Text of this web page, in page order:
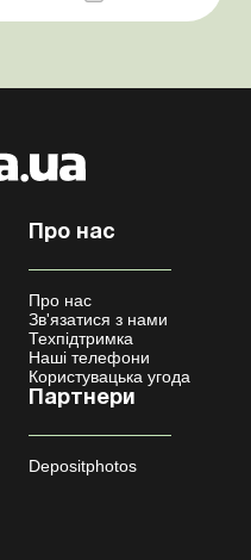
розшуку»: що потрібно
про ВП...
Про нас
Про нас
Зв'язатися з нами
Техпідтримка
Наші телефони
Користувацька угода
Партнери
Depositphotos